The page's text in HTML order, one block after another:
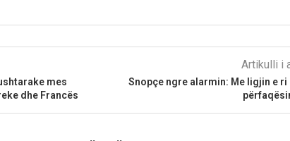
mes
dhe Francës
Artikulli i
Snopçe ngre alarmin: Me ligjin e ri